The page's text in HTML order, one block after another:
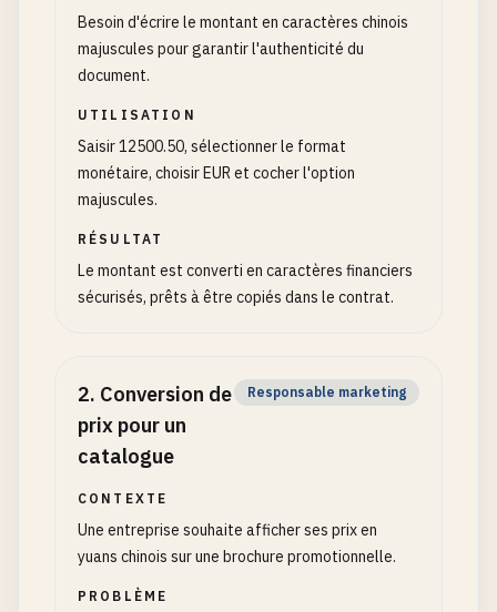
Besoin d'écrire le montant en caractères chinois
majuscules pour garantir l'authenticité du
document.
UTILISATION
Saisir 12500.50, sélectionner le format
monétaire, choisir EUR et cocher l'option
majuscules.
RÉSULTAT
Le montant est converti en caractères financiers
sécurisés, prêts à être copiés dans le contrat.
2. Conversion de
prix pour un
catalogue
Responsable marketing
CONTEXTE
Une entreprise souhaite afficher ses prix en
yuans chinois sur une brochure promotionnelle.
PROBLÈME